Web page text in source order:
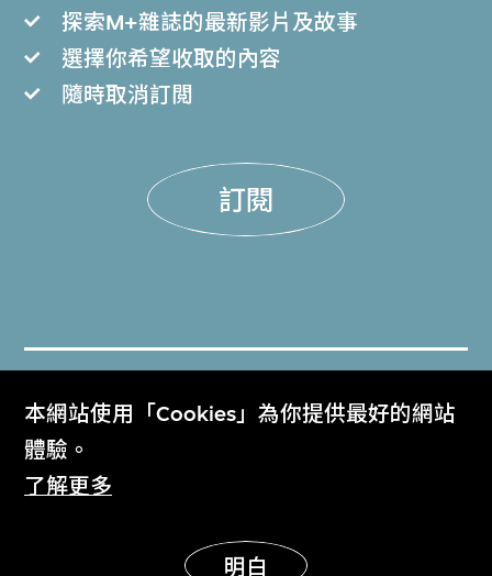
本網站使用「Cookies」為你提供最好的網站
體驗。
了解更多
明白
探索M+雜誌的最新影片及故事
選擇你希望收取的內容
隨時取消訂閲
訂閱
門票
Get Tickets
M+雜誌